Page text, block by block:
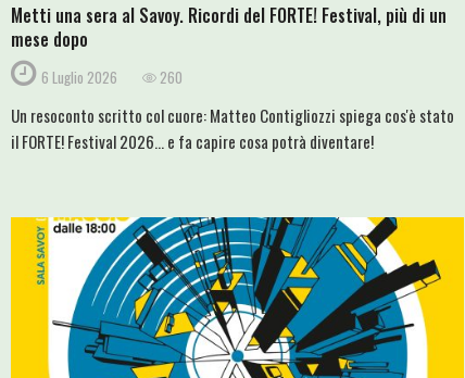
Metti una sera al Savoy. Ricordi del FORTE! Festival, più di un
mese dopo
6 Luglio 2026 260
Un resoconto scritto col cuore: Matteo Contigliozzi spiega cos'è stato
il FORTE! Festival 2026... e fa capire cosa potrà diventare!